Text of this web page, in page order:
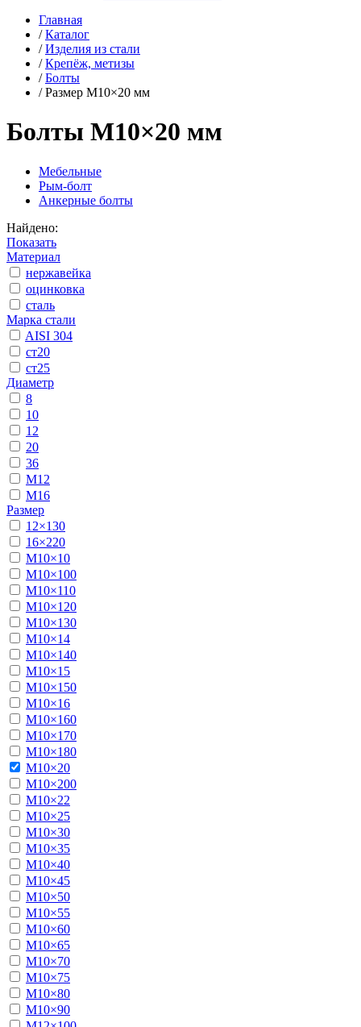
Главная
/ Каталог
/ Изделия из стали
/ Крепёж, метизы
/ Болты
/ Размер М10×20 мм
Болты М10×20 мм
Мебельные
Рым-болт
Анкерные болты
Найдено:
Показать
Материал
нержавейка
оцинковка
сталь
Марка стали
AISI 304
ст20
ст25
Диаметр
8
10
12
20
36
М12
М16
Размер
12×130
16×220
М10×10
М10×100
М10×110
М10×120
М10×130
М10×14
М10×140
М10×15
М10×150
М10×16
М10×160
М10×170
М10×180
М10×20
М10×200
М10×22
М10×25
М10×30
М10×35
М10×40
М10×45
М10×50
М10×55
М10×60
М10×65
М10×70
М10×75
М10×80
М10×90